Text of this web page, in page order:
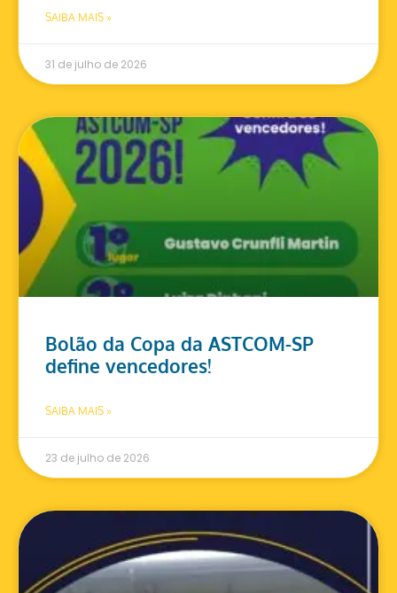
SAIBA MAIS »
31 de julho de 2026
Bolão da Copa da ASTCOM-SP
define vencedores!
SAIBA MAIS »
23 de julho de 2026